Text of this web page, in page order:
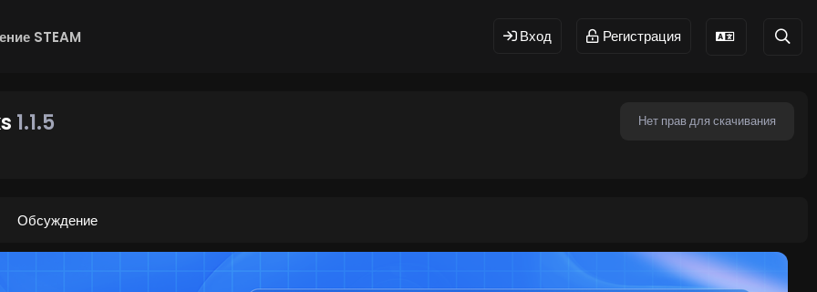
STEAM Вход Регистрация
1.1.5
Нет прав для скачивания
Обсуждение